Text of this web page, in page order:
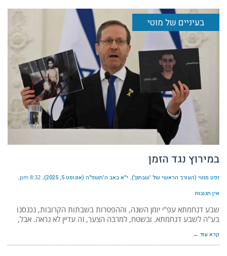
בעיניים של מוטי
במירוץ נגד הזמן
זפט מוטי (העורך הראשי של 'שבתון') י״א באב ה׳תשפ״ה (אוגוסט 5, 2025) 8:32 pm
אין תגובות
שבע דנחמתא עפ"י יומן השנה, וההפטרות בשבתות הקרובות, נכנסנו
בע"ה לשבע דנחמתא. ובשטח, למרבה הצער, זה עדיין לא נראה. אבל,
קרא עוד ←